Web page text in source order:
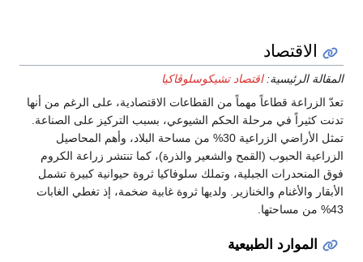
الاقتصاد
المقالة الرئيسية:اقتصاد تشيكوسلوڤاكيا
تعدّ الزراعة قطاعاً مهماً من القطاعات الاقتصادية، على الرغم من أنها
تدنت كثيراً في مرحلة الحكم الشيوعي، بسبب التركيز على الصناعة.
تمثل الأراضي الزراعية 30% من مساحة البلاد، وأهم المحاصيل
الزراعية الحبوب (القمح والشعير والذرة)، كما تنتشر زراعة الكروم
فوق المنحدرات الجبلية، وتملك سلوفاكيا ثروة حيوانية كبيرة تشمل
الأبقار والأغنام والخنازير. ولديها ثروة غابية ضخمة، إذ تغطي الغابات
43% من مساحتها.
الموارد الطبيعية